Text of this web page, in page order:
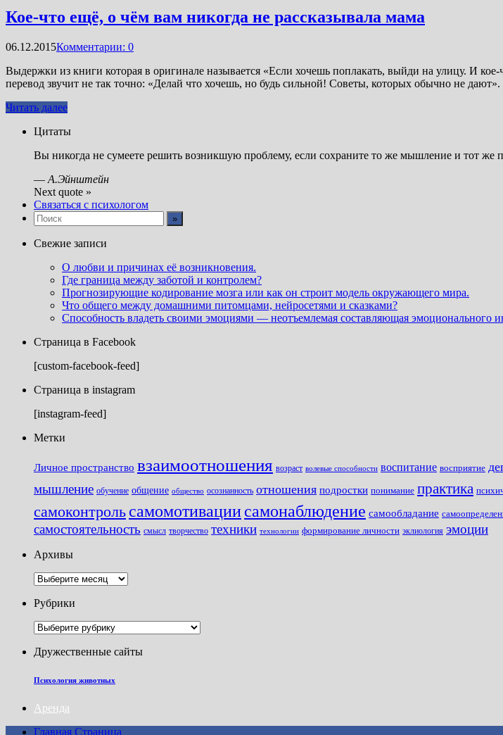
Кое-что ещё, о чём вам никогда не рассказывала мама
06.12.2015Комментарии: 0
Выдержки из книги которая в оригинале называется «Если хочешь поплакать, выйди на улицу. И
перевод звучит не так точно: «Делай что хочешь, но будь сильной! Советы, которых обычно не
Читать далее
Цитаты
Вы никогда не сумеете решить возникшую проблему, если сохраните то же мышление и тот же
— А.Эйнштейн
Next quote »
Связаться с психологом
Свежие записи
О любви и причинах её возникновения.
Где граница между заботой и контролем?
Прогнозирующие кодирование мозга или как он строит модель окружающего мира.
Что общего между домашними питомцами, нейросетями и сказками?
Способность владеть своими эмоциями — неотъемлемая составляющая эмоционального
Страница в Facebook
[custom-facebook-feed]
Страница в instagram
[instagram-feed]
Метки
Личное пространство взаимоотношения возраст волевые способности воспитание восприятие
мышление обучение общение общество осознанность отношения подростки понимание практика
самоконтроль самомотивациисамонаблюдение самообладание
самостоятельность смысл творчество техники технологии формирование личности эклиология эмоции
Архивы
Архивы
Рубрики
Рубрики
Дружественные сайты
Психология животных
Аренда
Главная Страница